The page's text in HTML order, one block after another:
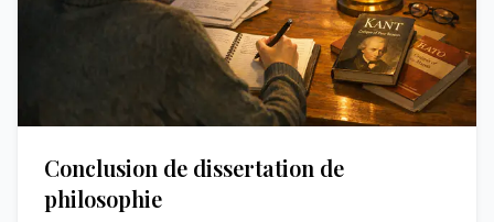
Conclusion de dissertation de
philosophie